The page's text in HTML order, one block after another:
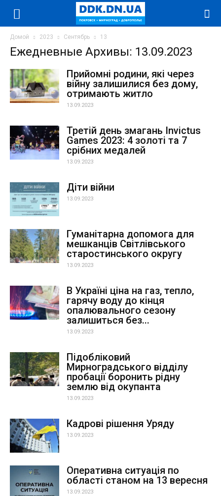
Домой 2023 Сентябрь 13
Ежедневные Архивы: 13.09.2023
Прийомні родини, які через
війну залишилися без дому,
отримають житло
13.09.2023
Третій день змагань Invictus
Games 2023: 4 золоті та 7
срібних медалей
13.09.2023
Діти війни
13.09.2023
Гуманітарна допомога для
мешканців Світлівського
старостинського округу
13.09.2023
В Україні ціна на газ, тепло,
гарячу воду до кінця
опалювального сезону
залишиться без...
13.09.2023
Підобліковий
Мирноградського відділу
пробації боронить рідну
землю від окупанта
13.09.2023
Кадрові рішення Уряду
13.09.2023
Оперативна ситуація по
області станом на 13 вересня
13.09.2023